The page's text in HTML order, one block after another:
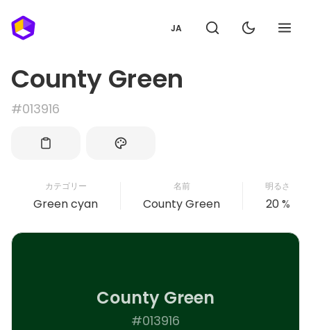
JA
County Green
#013916
カテゴリー
Green cyan
名前
County Green
明るさ
20 %
County Green
#013916